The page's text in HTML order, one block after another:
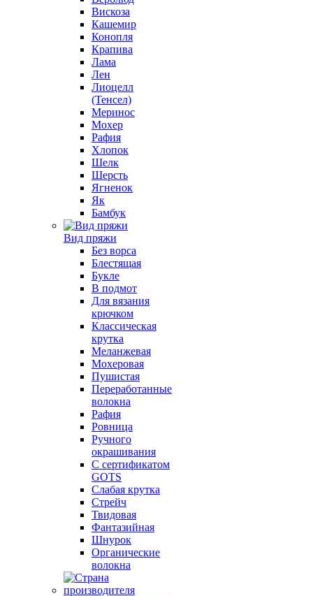
Вискоза
Кашемир
Конопля
Крапива
Лама
Лен
Лиоцелл
(Тенсел)
Меринос
Мохер
Рафия
Хлопок
Шелк
Шерсть
Ягненок
Як
Бамбук
Вид пряжи
Без ворса
Блестящая
Букле
В подмот
Для вязания
крючком
Классическая
крутка
Меланжевая
Мохеровая
Пушистая
Переработанные
волокна
Рафия
Ровница
Ручного
окрашивания
С сертификатом
GOTS
Слабая крутка
Стрейч
Твидовая
Фантазийная
Шнурок
Органические
волокна